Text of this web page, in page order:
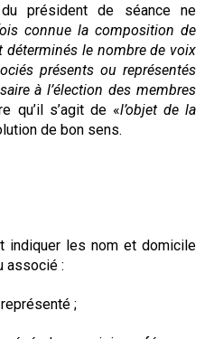
président de séance ne
connue la composition de
déterminés le nombre de voix
présents ou représentés
à l’élection des membres
qu’il s’agit de «l’objet de la
de bon sens.
indiquer les nom et domicile
associé :
;